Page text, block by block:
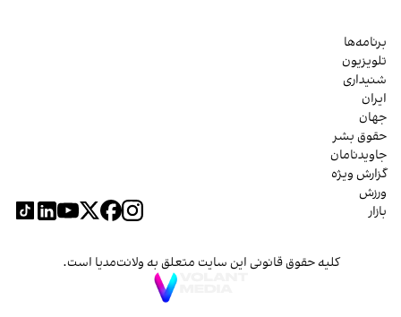
برنامه‌ها
تلویزیون
شنیداری
ایران
جهان
حقوق بشر
جاویدنامان
گزارش ویژه
ورزش
بازار
کلیه حقوق قانونی این سایت متعلق به ولانت‌مدیا است.